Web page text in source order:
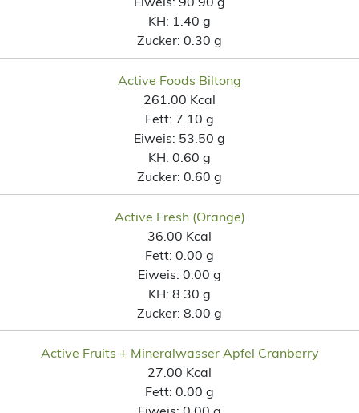
KH: 1.40 g
Zucker: 0.30 g
Active Foods Biltong
261.00 Kcal
Fett: 7.10 g
Eiweis: 53.50 g
KH: 0.60 g
Zucker: 0.60 g
Active Fresh (Orange)
36.00 Kcal
Fett: 0.00 g
Eiweis: 0.00 g
KH: 8.30 g
Zucker: 8.00 g
Active Fruits + Mineralwasser Apfel Cranberry
27.00 Kcal
Fett: 0.00 g